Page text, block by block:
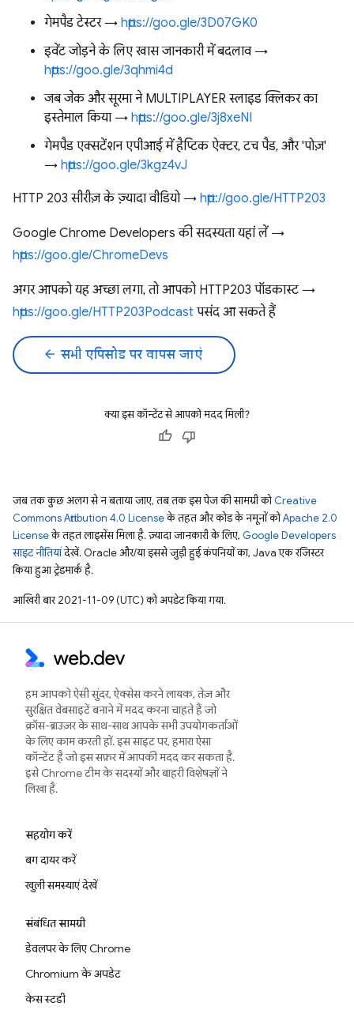
गेमपैड टेस्टर → https://goo.gle/3D07GK0
इवेंट जोड़ने के लिए खास जानकारी में बदलाव →
https://goo.gle/3qhmi4d
जब जेक और सूरमा ने MULTIPLAYER स्लाइड क्लिकर का
इस्तेमाल किया → https://goo.gle/3j8xeNI
गेमपैड एक्सटेंशन एपीआई में हैप्टिक ऐक्टर, टच पैड, और 'पोज़'
→ https://goo.gle/3kgz4vJ
HTTP 203 सीरीज़ के ज़्यादा वीडियो → http://goo.gle/HTTP203
Google Chrome Developers की सदस्यता यहां लें →
https://goo.gle/ChromeDevs
अगर आपको यह अच्छा लगा, तो आपको HTTP203 पॉडकास्ट →
https://goo.gle/HTTP203Podcast पसंद आ सकते हैं
arrow_back सभी एपिसोड पर वापस जाएं
क्या इस कॉन्टेंट से आपको मदद मिली?
जब तक कुछ अलग से न बताया जाए, तब तक इस पेज की सामग्री कोCreative
Commons Attribution 4.0 Licenseके तहत और कोड के नमूनों कोApache 2.0
Licenseके तहत लाइसेंस मिला है. ज़्यादा जानकारी के लिए, Google Developers
साइट नीतियांदेखें. Oracle और/या इससे जुड़ी हुई कंपनियों का, Java एक रजिस्टर
किया हुआ ट्रेडमार्क है.
आखिरी बार 2021-11-09 (UTC) को अपडेट किया गया.
हम आपको ऐसी सुंदर, ऐक्सेस करने लायक, तेज़ और
सुरक्षित वेबसाइटें बनाने में मदद करना चाहते हैं जो
क्रॉस-ब्राउज़र के साथ-साथ आपके सभी उपयोगकर्ताओं
के लिए काम करती हों. इस साइट पर, हमारा ऐसा
कॉन्टेंट है जो इस सफ़र में आपकी मदद कर सकता है.
इसे Chrome टीम के सदस्यों और बाहरी विशेषज्ञों ने
लिखा है.
सहयोग करें
बग दायर करें
खुली समस्याएं देखें
संबंधित सामग्री
डेवलपर के लिए Chrome
Chromium के अपडेट
केस स्टडी